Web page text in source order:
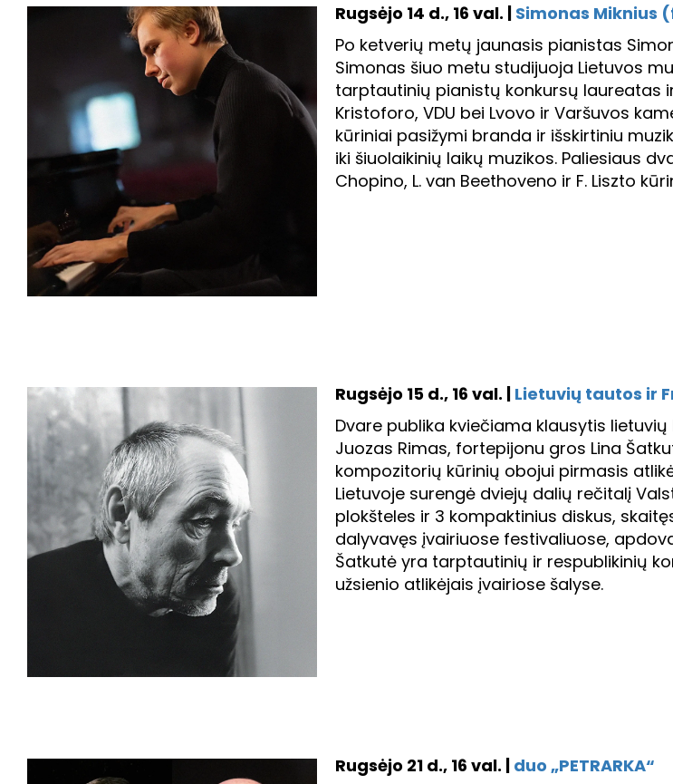
Rugsėjo 14 d., 16 val. | Simonas Miknius
Po ketverių metų jaunasis pianistas
Simonas šiuo metu studijuoja Lietuvos
tarptautinių pianistų konkursų laureatas
Kristoforo, VDU bei Lvovo ir Varšuvos
kūriniai pasižymi branda ir išskirtiniu
iki šiuolaikinių laikų muzikos. Paliesiaus
Chopino, L. van Beethoveno ir F. Liszto
Rugsėjo 15 d., 16 val. | Lietuvių tautos ir
Dvare publika kviečiama klausytis
Juozas Rimas, fortepijonu gros Lina
kompozitorių kūrinių obojui pirmasis
Lietuvoje surengė dviejų dalių rečitalį
plokšteles ir 3 kompaktinius diskus,
dalyvavęs įvairiuose festivaliuose,
Šatkutė yra tarptautinių ir respublikinių
užsienio atlikėjais įvairiose šalyse.
Rugsėjo 21 d., 16 val. | duo „PETRARKA“